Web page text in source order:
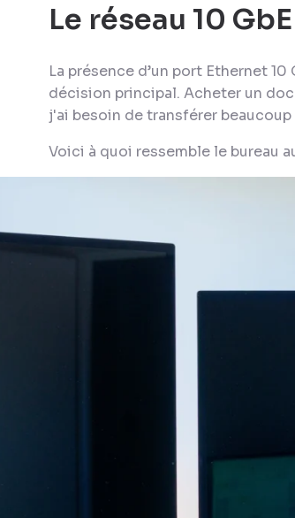
Le réseau 10
La présence d’un port Ethernet
décision principal. Acheter un
j'ai besoin de transférer
Voici à quoi ressemble le bureau